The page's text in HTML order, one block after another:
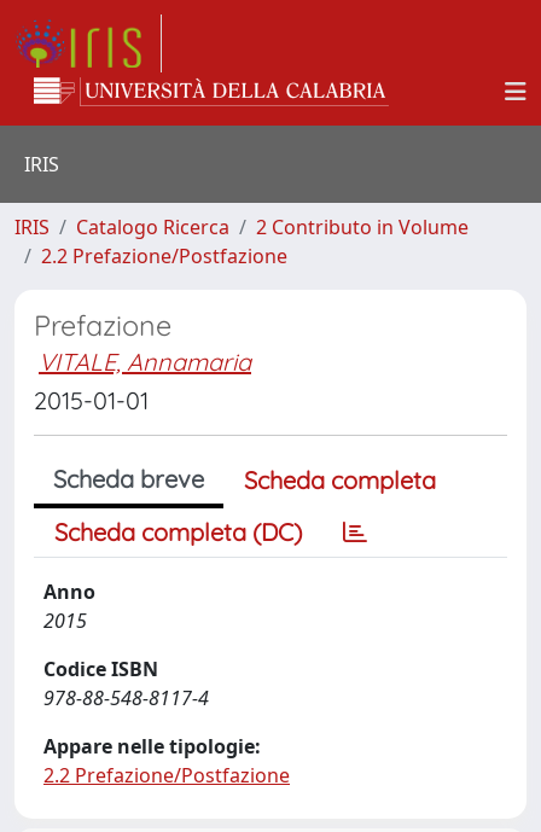
IRIS
IRIS Catalogo Ricerca
2 Contributo in Volume
2.2 Prefazione/Postfazione
Prefazione
VITALE, Annamaria
2015-01-01
Scheda breve
Scheda completa
Scheda completa (DC)
Anno
2015
Codice ISBN
978-88-548-8117-4
Appare nelle tipologie:
2.2 Prefazione/Postfazione